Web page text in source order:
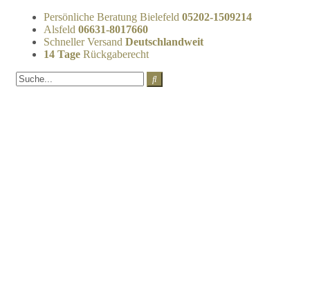
Persönliche Beratung Bielefeld 05202-1509214
Alsfeld 06631-8017660
Schneller Versand Deutschlandweit
14 Tage Rückgaberecht